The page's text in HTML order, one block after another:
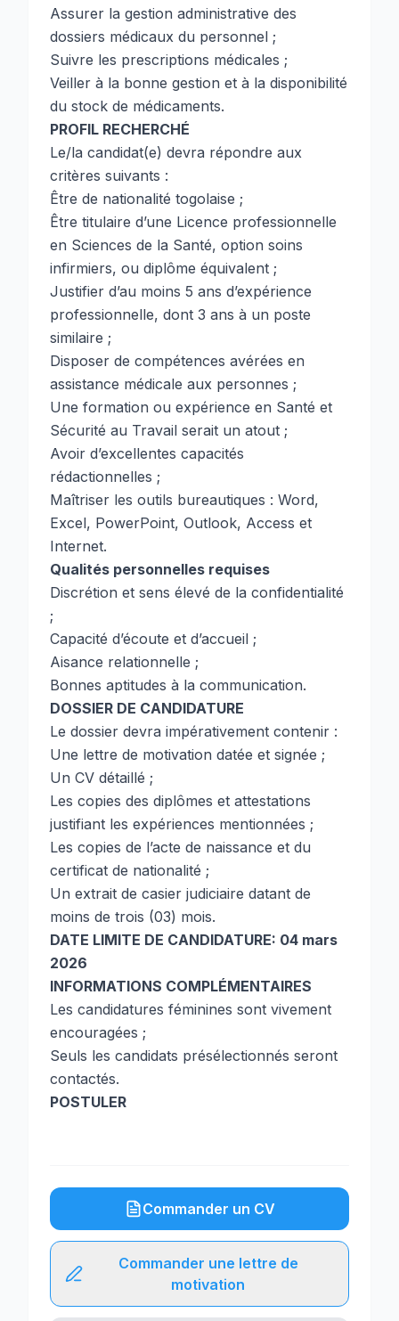
Assurer la gestion administrative des
dossiers médicaux du personnel ;
Suivre les prescriptions médicales ;
Veiller à la bonne gestion et à la disponibilité
du stock de médicaments.
PROFIL RECHERCHÉ
Le/la candidat(e) devra répondre aux
critères suivants :
Être de nationalité togolaise ;
Être titulaire d’une Licence professionnelle
en Sciences de la Santé, option soins
infirmiers, ou diplôme équivalent ;
Justifier d’au moins 5 ans d’expérience
professionnelle, dont 3 ans à un poste
similaire ;
Disposer de compétences avérées en
assistance médicale aux personnes ;
Une formation ou expérience en Santé et
Sécurité au Travail serait un atout ;
Avoir d’excellentes capacités
rédactionnelles ;
Maîtriser les outils bureautiques : Word,
Excel, PowerPoint, Outlook, Access et
Internet.
Qualités personnelles requises
Discrétion et sens élevé de la confidentialité
;
Capacité d’écoute et d’accueil ;
Aisance relationnelle ;
Bonnes aptitudes à la communication.
DOSSIER DE CANDIDATURE
Le dossier devra impérativement contenir :
Une lettre de motivation datée et signée ;
Un CV détaillé ;
Les copies des diplômes et attestations
justifiant les expériences mentionnées ;
Les copies de l’acte de naissance et du
certificat de nationalité ;
Un extrait de casier judiciaire datant de
moins de trois (03) mois.
DATE LIMITE DE CANDIDATURE: 04 mars
2026
INFORMATIONS COMPLÉMENTAIRES
Les candidatures féminines sont vivement
encouragées ;
Seuls les candidats présélectionnés seront
contactés.
POSTULER
Commander un CV
Commander une lettre de
motivation